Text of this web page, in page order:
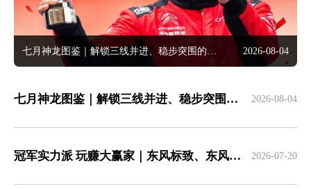
2026-08-04
七月神龙图鉴｜解锁三线并进、稳步突围的奋进惊喜 2026-08-04
冠军实力派 玩赚大赢家｜东风标致、东风雪铁龙法系驾控体验营燃动六城 2026-07-20